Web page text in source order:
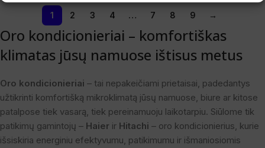
1 2 3 4 … 7 8 9 →
Oro kondicionieriai – komfortiškas
klimatas jūsų namuose ištisus metus
Oro kondicionieriai – tai nepakeičiami prietaisai, padedantys
užtikrinti komfortišką mikroklimatą jūsų namuose, biure ar kitose
patalpose tiek vasarą, tiek pereinamuoju laikotarpiu. Siūlome tik
patikimų gamintojų – Haier ir Hitachi – oro kondicionierius, kurie
išsiskiria energiniu efektyvumu, patikimumu ir išmaniosiomis